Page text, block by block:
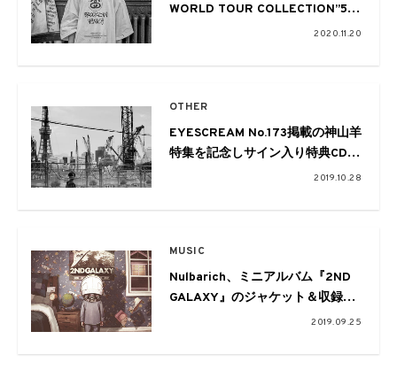
WORLD TOUR COLLECTION”5型
2020.11.20
OTHER
EYESCREAM No.173掲載の神山羊
特集を記念しサイン入り特典CDを
タワレコ限定でプレゼント2019.10.28
MUSIC
Nulbarich、ミニアルバム『2ND
GALAXY』のジャケット＆収録曲
「Lost Game」のMVを公開2019.09.25